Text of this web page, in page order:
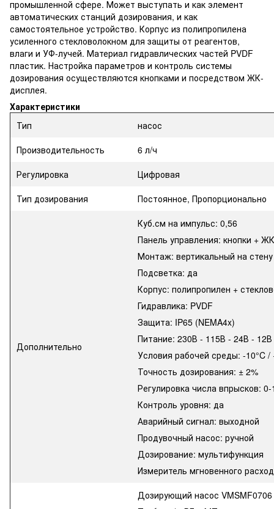
промышленной сфере. Может выступать и как элемент
автоматических станций дозирования, и как
самостоятельное устройство. Корпус из полипропилена
усиленного стекловолокном для защиты от реагентов,
влаги и УФ-лучей. Материал гидравлических частей PVDF
пластик. Настройка параметров и контроль системы
дозирования осуществляются кнопками и посредством ЖК-
дисплея.
Характеристики
Тип
насос
Производительность
6 л/ч
Регулировка
Цифровая
Тип дозирования
Постоянное, Пропорционально
Дополнительно
Куб.см на импульс: 0,56
Панель управления: кнопки +
Монтаж: вертикальный на стену
Подсветка: да
Корпус: полипропилен +
Гидравлика: PVDF
Защита: IP65 (NEMA4x)
Питание: 230В - 115В - 24В - 12В
Условия рабочей среды: -10°C /
Точность дозирования: ± 2%
Регулировка числа впрысков: 0-
Контроль уровня: да
Аварийный сигнал: выходной
Продувочный насос: ручной
Дозирование: мультифункция
Измеритель мгновенного
Дозирующий насос VMSMF0706